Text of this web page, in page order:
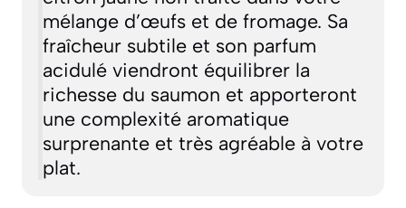
mélange d’œufs et de fromage. Sa
fraîcheur subtile et son parfum
acidulé viendront équilibrer la
richesse du saumon et apporteront
une complexité aromatique
surprenante et très agréable à votre
plat.